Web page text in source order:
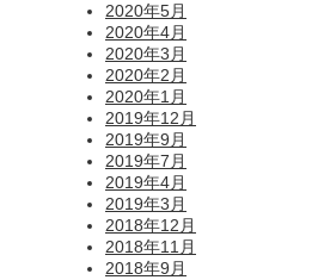
2020年5月
2020年4月
2020年3月
2020年2月
2020年1月
2019年12月
2019年9月
2019年7月
2019年4月
2019年3月
2018年12月
2018年11月
2018年9月